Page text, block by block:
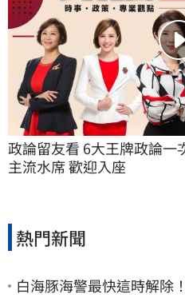
政論留友看 6大王牌政論一
主流水席 歡迎入座
熱門新聞
白海豚海警最快這時解除